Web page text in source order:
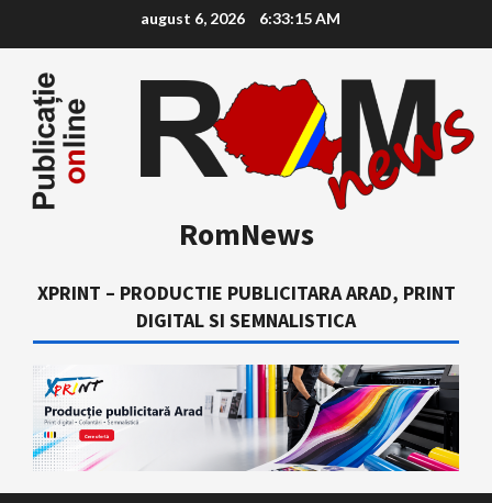
content
august 6, 2026 6:33:16 AM
RomNews
XPRINT – PRODUCTIE PUBLICITARA ARAD, PRINT
DIGITAL SI SEMNALISTICA